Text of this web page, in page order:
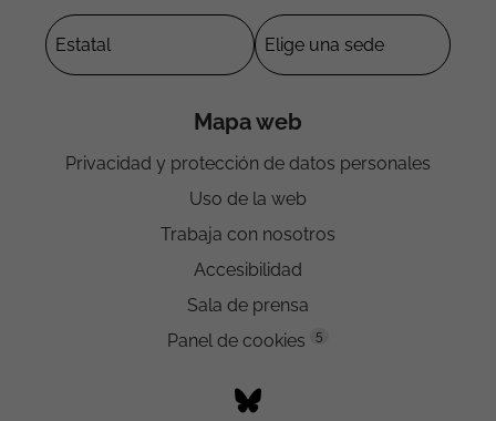
Mapa web
Privacidad y protección de datos personales
Uso de la web
Trabaja con nosotros
Accesibilidad
Sala de prensa
Panel de cookies
5